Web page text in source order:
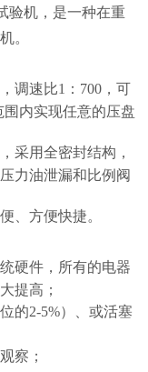
验机，是一种在重
。
调速比1：700，可
围内实现任意的压盘
采用全密封结构，
力油泄漏和比例阀
、方便快捷。
硬件，所有的电器
提高；
的2-5%）、或活塞
察；